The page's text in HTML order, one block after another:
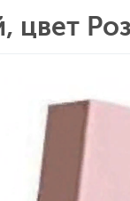
цвет